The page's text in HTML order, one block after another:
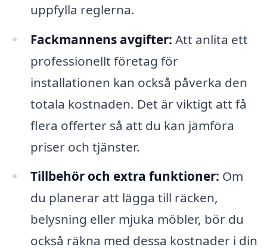
uppfylla reglerna.
Fackmannens avgifter: Att anlita ett
professionellt företag för
installationen kan också påverka den
totala kostnaden. Det är viktigt att få
flera offerter så att du kan jämföra
priser och tjänster.
Tillbehör och extra funktioner: Om
du planerar att lägga till räcken,
belysning eller mjuka möbler, bör du
också räkna med dessa kostnader i din